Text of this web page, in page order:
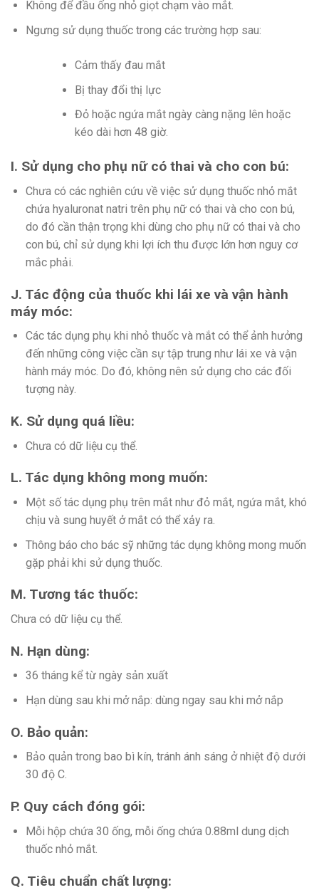
Không để đầu ống nhỏ giọt chạm vào mắt.
Ngưng sử dụng thuốc trong các trường hợp sau:
Cảm thấy đau mắt
Bị thay đổi thị lực
Đỏ hoặc ngứa mắt ngày càng nặng lên hoặc
kéo dài hơn 48 giờ.
I. Sử dụng cho phụ nữ có thai và cho con bú:
Chưa có các nghiên cứu về việc sử dụng thuốc nhỏ mắt
chứa hyaluronat natri trên phụ nữ có thai và cho con bú,
do đó cần thận trọng khi dùng cho phụ nữ có thai và cho
con bú, chỉ sử dụng khi lợi ích thu được lớn hơn nguy cơ
mắc phải.
J. Tác động của thuốc khi lái xe và vận hành
máy móc:
Các tác dụng phụ khi nhỏ thuốc và mắt có thể ảnh hưởng
đến những công việc cần sự tập trung như lái xe và vận
hành máy móc. Do đó, không nên sử dụng cho các đối
tượng này.
K. Sử dụng quá liều:
Chưa có dữ liệu cụ thể.
L. Tác dụng không mong muốn:
Một số tác dụng phụ trên mắt như đỏ mắt, ngứa mắt, khó
chịu và sung huyết ở mắt có thể xảy ra.
Thông báo cho bác sỹ những tác dụng không mong muốn
gặp phải khi sử dụng thuốc.
M. Tương tác thuốc:
Chưa có dữ liệu cụ thể.
N. Hạn dùng:
36 tháng kể từ ngày sản xuất
Hạn dùng sau khi mở nắp: dùng ngay sau khi mở nắp
O. Bảo quản:
Bảo quản trong bao bì kín, tránh ánh sáng ở nhiệt độ dưới
30 độ C.
P. Quy cách đóng gói:
Mỗi hộp chứa 30 ống, mỗi ống chứa 0.88ml dung dịch
thuốc nhỏ mắt.
Q. Tiêu chuẩn chất lượng: